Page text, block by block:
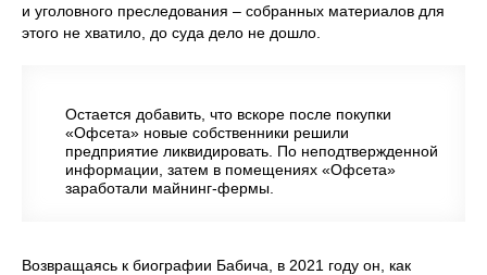
и уголовного преследования – собранных материалов для
этого не хватило, до суда дело не дошло.
Остается добавить, что вскоре после покупки
«Офсета» новые собственники решили
предприятие ликвидировать. По неподтвержденной
информации, затем в помещениях «Офсета»
заработали майнинг-фермы.
Возвращаясь к биографии Бабича, в 2021 году он, как